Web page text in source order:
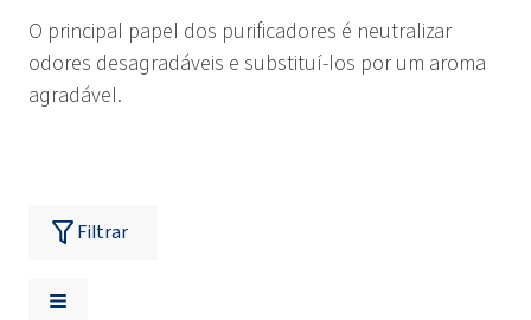
O principal papel dos purificadores é neutralizar
odores desagradáveis e substituí-los por um aroma
agradável.
Filtrar